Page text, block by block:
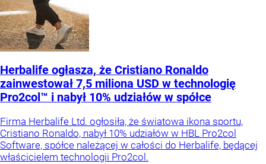
Herbalife ogłasza, że Cristiano Ronaldo
zainwestował 7,5 miliona USD w technologię
Pro2col™ i nabył 10% udziałów w spółce
Firma Herbalife Ltd. ogłosiła, że światowa ikona sportu,
Cristiano Ronaldo, nabył 10% udziałów w HBL Pro2col
Software, spółce należącej w całości do Herbalife, będącej
właścicielem technologii Pro2col.